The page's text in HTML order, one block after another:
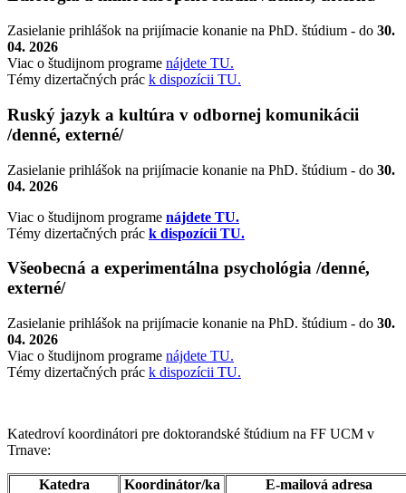
Zasielanie prihlášok na prijímacie konanie na PhD. štúdium - do 30.
04. 2026
Viac o študijnom programe nájdete TU.
Témy dizertačných prác k dispozícii TU.
Ruský jazyk a kultúra v odbornej komunikácii
/denné, externé/
Zasielanie prihlášok na prijímacie konanie na PhD. štúdium - do 30.
04. 2026
Viac o študijnom programe nájdete TU.
Témy dizertačných prác k dispozícii TU.
Všeobecná a experimentálna psychológia /denné,
externé/
Zasielanie prihlášok na prijímacie konanie na PhD. štúdium - do 30.
04. 2026
Viac o študijnom programe nájdete TU.
Témy dizertačných prác k dispozícii TU.
Katedroví koordinátori pre doktorandské štúdium na FF UCM v
Trnave:
Katedra Koordinátor/ka
E-mailová adresa